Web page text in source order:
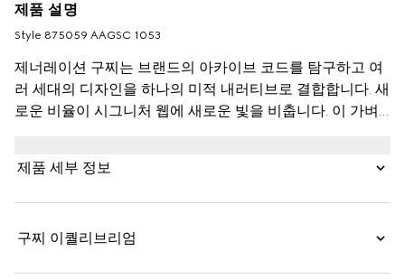
제품 설명
Style ‎875059 AAGSC 1053
제너레이션 구찌는 브랜드의 아카이브 코드를 탐구하고 여
러 세대의 디자인을 하나의 미적 내러티브로 결합합니다. 새
로운 비율이 시그니처 웹에 새로운 빛을 비춥니다. 이 가벼
제품 세부 정보
구찌 이퀄리브리엄